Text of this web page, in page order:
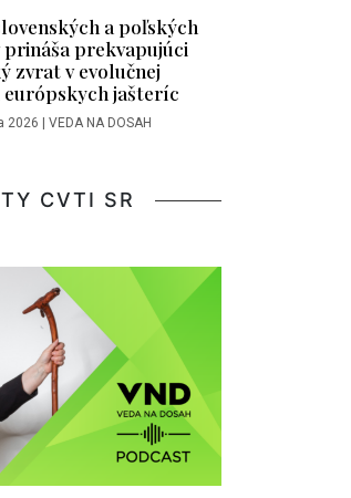
a poľských
prináša prekvapujúci
zvrat v evolučnej
jašteríc
2026 | VEDA NA DOSAH
CVTI SR